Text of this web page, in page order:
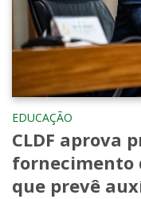
EDUCAÇÃO
CLDF aprova
fornecimento
que prevê